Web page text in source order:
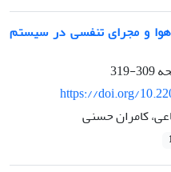
و مجرای تنفسی در سیستم
309-319
https://doi.org/
کامران حسنی